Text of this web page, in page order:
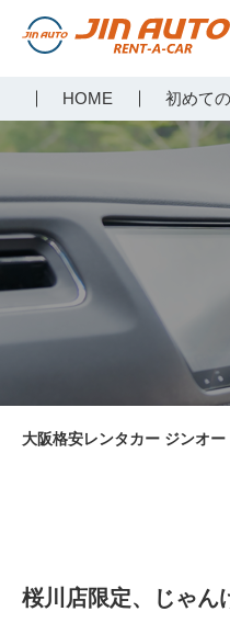
らジンオートレンタカー
HOME 初めて
大阪格安レンタカー ジンオー
桜川店限定、じゃん